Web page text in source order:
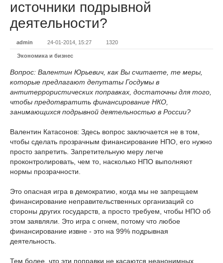
источники подрывной
деятельности?
admin 24-01-2014, 15:27 1320
Экономика и бизнес
Вопрос: Валентин Юрьевич, как Вы считаете, те меры,
которые предлагают депутаты Госдумы в
антитеррористических поправках, достаточны для того,
чтобы предотвратить финансирование НКО,
занимающихся подрывной деятельностью в России?
Валентин Катасонов: Здесь вопрос заключается не в том,
чтобы сделать прозрачным финансирование НПО, его нужно
просто запретить. Запретительную меру легче
проконтролировать, чем то, насколько НПО выполняют
нормы прозрачности.
Это опасная игра в демократию, когда мы не запрещаем
финансирование неправительственных организаций со
стороны других государств, а просто требуем, чтобы НПО об
этом заявляли. Это игра с огнем, потому что любое
финансирование извне - это на 99% подрывная
деятельность.
Тем более, что эти поправки не касаются неанонимных